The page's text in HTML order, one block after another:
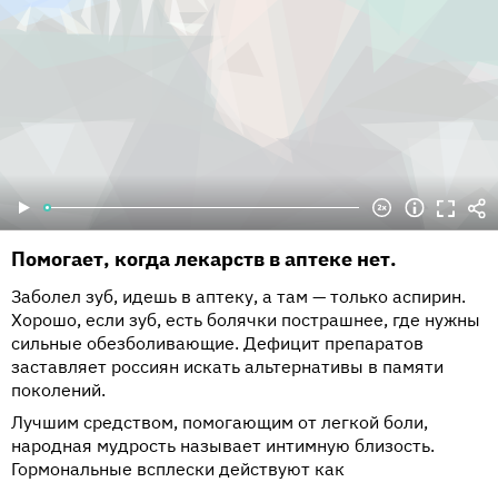
Помогает, когда лекарств в аптеке нет.
Заболел зуб, идешь в аптеку, а там — только аспирин.
Хорошо, если зуб, есть болячки пострашнее, где нужны
сильные обезболивающие. Дефицит препаратов
заставляет россиян искать альтернативы в памяти
поколений.
Лучшим средством, помогающим от легкой боли,
народная мудрость называет интимную близость.
Гормональные всплески действуют как